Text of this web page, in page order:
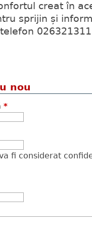
creat în
sprijin și
nou
*
fi considerat